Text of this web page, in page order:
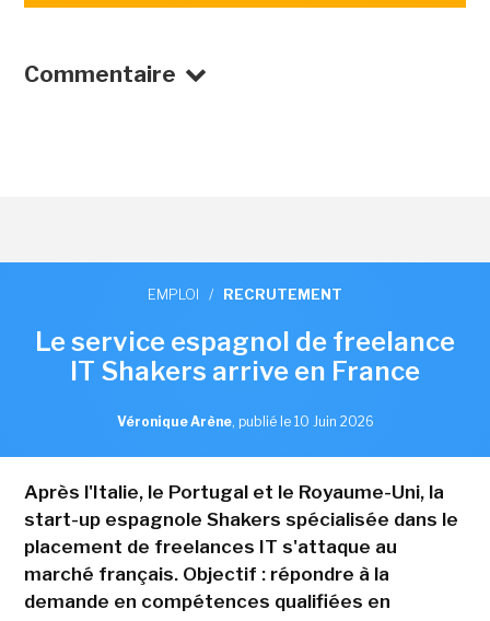
Commentaire
EMPLOI / RECRUTEMENT
Le service espagnol de freelance
IT Shakers arrive en France
Véronique Arène, publié le 10 Juin 2026
Après l'Italie, le Portugal et le Royaume-Uni, la
start-up espagnole Shakers spécialisée dans le
placement de freelances IT s'attaque au
marché français. Objectif : répondre à la
demande en compétences qualifiées en